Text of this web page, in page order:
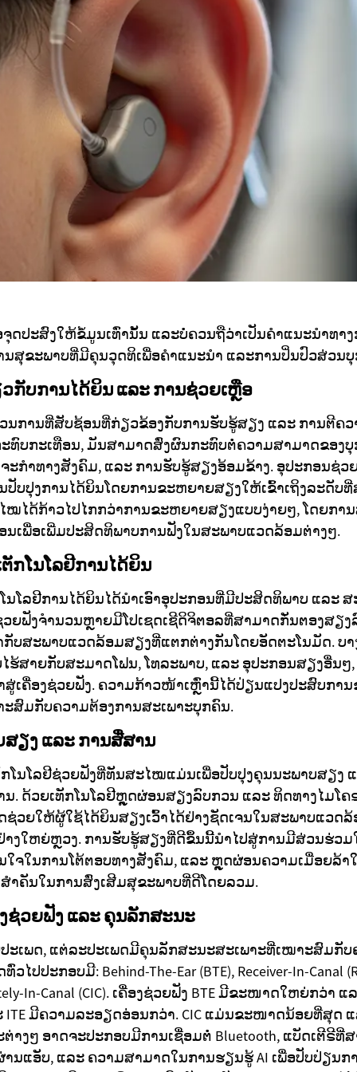
ດປະສົງໃຫ້ຂໍ້ມູນເທົ່ານັ້ນ ແລະບໍ່ຄວນຖືວ່າເປັນຄໍາແນະນໍາທາ
ສຸຂະພາບທີ່ມີຄຸນວຸດທິເພື່ອຄໍາແນະນໍາ ແລະການປິ່ນປົວສ່ວນ
ກັບການໄດ້ຍິນ ແລະ ການຊ່ວຍເຫຼືອ
ນການທີ່ສັບຊ້ອນທີ່ກ່ຽວຂ້ອງກັບການຮັບຮູ້ສຽງ ແລະ ການຕີຄ
ທົບກະເທືອນ, ມັນສາມາດສົ່ງຜົນກະທົບຕໍ່ຄວາມສາມາດຂອງ
ະກຳທາງສັງຄົມ, ແລະ ການຮັບຮູ້ສຽງອ້ອມຂ້າງ. ອຸປະກອນຊ່
ປັບປຸງການໄດ້ຍິນໂດຍການຂະຫຍາຍສຽງໃຫ້ເຂົ້າເຖິງລະດັບ
ໝໄດ້ກ້າວໄປໄກກວ່າການຂະຫຍາຍສຽງແບບງ່າຍໆ, ໂດຍກາ
ເພື່ອເພີ່ມປະສິດທິພາບການຟັງໃນສະພາບແວດລ້ອມຕ່າງໆ.
ກໂນໂລຢີການໄດ້ຍິນ
ນໂລຢີການໄດ້ຍິນໄດ້ນຳເອົາອຸປະກອນທີ່ມີປະສິດທິພາບ ແລະ
ວຍຟັງຈຳນວນຫຼາຍມີໂປເຊດເຊີດິຈິຕອລທີ່ສາມາດກັ່ນຕອງສຽງ
ກັບສະພາບແວດລ້ອມສຽງທີ່ແຕກຕ່າງກັນໂດຍອັດຕະໂນມັດ. ບ
ຮ້ສາຍກັບສະມາດໂຟນ, ໂທລະພາບ, ແລະ ອຸປະກອນສຽງອື່ນໆ
ສູ່ເຄື່ອງຊ່ວຍຟັງ. ຄວາມກ້າວໜ້າເຫຼົ່ານີ້ໄດ້ປ່ຽນແປງປະສົບກາ
ສົມກັບຄວາມຕ້ອງການສະເພາະບຸກຄົນ.
ຽງ ແລະ ການສື່ສານ
ໂນໂລຢີຊ່ວຍຟັງທີ່ທັນສະໄໝແມ່ນເພື່ອປັບປຸງຄຸນນະພາບສຽງ
. ດ້ວຍເທັກໂນໂລຢີຫຼຸດຜ່ອນສຽງລົບກວນ ແລະ ທິດທາງໄມໂ
ຊ່ວຍໃຫ້ຜູ້ໃຊ້ໄດ້ຍິນສຽງເວົ້າໄດ້ຢ່າງຊັດເຈນໃນສະພາບແວດລ້
າງໃຫຍ່ຫຼວງ. ການຮັບຮູ້ສຽງທີ່ດີຂຶ້ນນີ້ນຳໄປສູ່ການມີສ່ວນຮ່ວ
ຈໃນການໂຕ້ຕອບທາງສັງຄົມ, ແລະ ຫຼຸດຜ່ອນຄວາມເມື່ອຍລ້າ
ຳຄັນໃນການສົ່ງເສີມສຸຂະພາບທີ່ດີໂດຍລວມ.
ຊ່ວຍຟັງ ແລະ ຄຸນລັກສະນະ
ະເພດ, ແຕ່ລະປະເພດມີຄຸນລັກສະນະສະເພາະທີ່ເໝາະສົມກັ
ໄປປະກອບມີ: Behind-The-Ear (BTE), Receiver-In-Canal
In-Canal (CIC). ເຄື່ອງຊ່ວຍຟັງ BTE ມີຂະໜາດໃຫຍ່ກວ່າ
ITE ມີຄວາມລະອຽດອ່ອນກວ່າ. CIC ແມ່ນຂະໜາດນ້ອຍທີ່ສຸດ
າງໆ ອາດຈະປະກອບມີການເຊື່ອມຕໍ່ Bluetooth, ແບັດເຕີຣີທີ່
ນແອັບ, ແລະ ຄວາມສາມາດໃນການຮຽນຮູ້ AI ເພື່ອປັບປ່ຽນກ